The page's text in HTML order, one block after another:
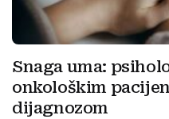
Snaga uma:
onkološkim
dijagnozom